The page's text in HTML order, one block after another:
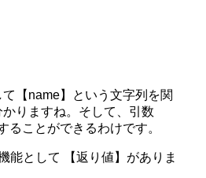
【name】という文字列を関
りますね。そして、引数
ることができるわけです。
能として 【返り値】がありま